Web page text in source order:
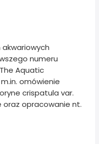
numeru
Aquatic
omówienie
crispatula var.
oraz opracowanie nt.